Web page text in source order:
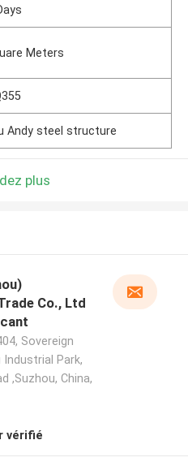
Meters
Andy steel structure
plus
Co., Ltd
Sovereign
Industrial Park,
,Suzhou, China,
vérifié